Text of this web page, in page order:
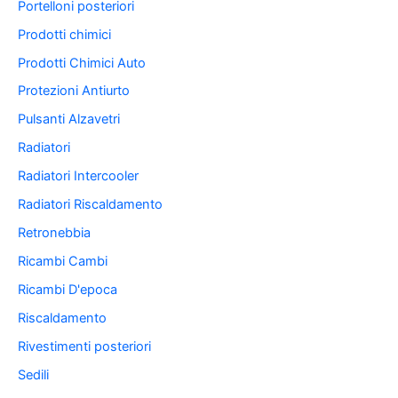
Portelloni posteriori
Prodotti chimici
Prodotti Chimici Auto
Protezioni Antiurto
Pulsanti Alzavetri
Radiatori
Radiatori Intercooler
Radiatori Riscaldamento
Retronebbia
Ricambi Cambi
Ricambi D'epoca
Riscaldamento
Rivestimenti posteriori
Sedili